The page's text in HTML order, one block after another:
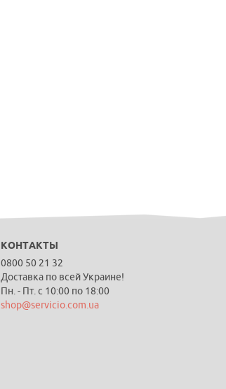
КОНТАКТЫ
0800 50 21 32
Доставка по всей Украине!
Пн. - Пт. с 10:00 по 18:00
shop@servicio.com.ua